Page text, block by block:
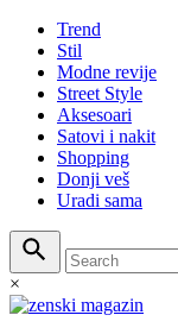
Trend
Stil
Modne revije
Street Style
Aksesoari
Satovi i nakit
Shopping
Donji veš
Uradi sama
×